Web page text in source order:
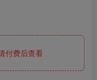
付费后查看